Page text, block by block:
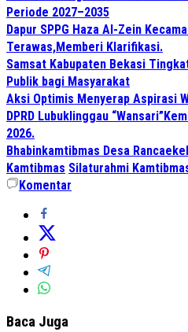
Periode 2027–2035
Dapur SPPG Haza Al-Zein
Terawas,Memberi Klarifikasi.
Samsat Kabupaten Bekasi
Publik bagi Masyarakat
Aksi Optimis Menyerap Aspirasi
DPRD Lubuklinggau
2026.
Bhabinkamtibmas Desa
Kamtibmas Silaturahmi
Komentar
Baca Juga